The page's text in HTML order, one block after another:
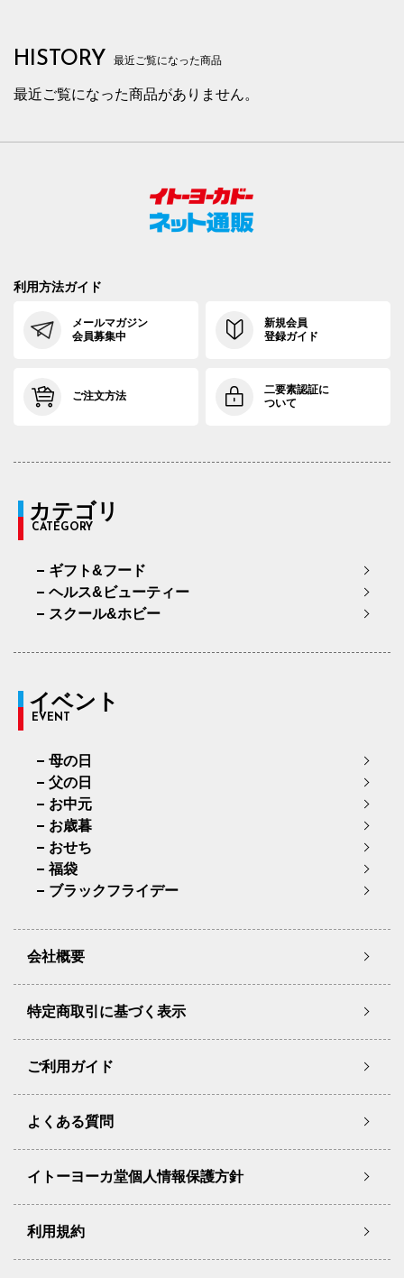
HISTORY 最近ご覧になった商品
最近ご覧になった商品がありません。
利用方法ガイド
メールマガジン
会員募集中
新規会員
登録ガイド
ご注文方法
二要素認証に
ついて
カテゴリ
CATEGORY
ギフト&フード
ヘルス&ビューティー
スクール&ホビー
イベント
EVENT
母の日
父の日
お中元
お歳暮
おせち
福袋
ブラックフライデー
会社概要
特定商取引に基づく表示
ご利用ガイド
よくある質問
イトーヨーカ堂個人情報保護方針
利用規約